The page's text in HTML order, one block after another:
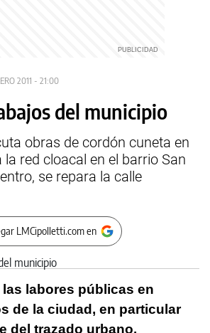
2011 - 21:00
del municipio
obras de cordón cuneta en
red cloacal en el barrio San
se repara la calle
LMCipolletti.com en
labores públicas en
de la ciudad, en particular
del trazado urbano.